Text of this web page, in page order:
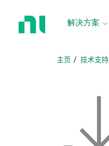
解决方案
主页 技术支持